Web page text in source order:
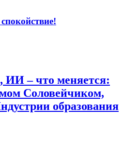
ИИ – что меняется:
Соловейчиком,
образования